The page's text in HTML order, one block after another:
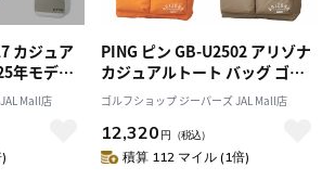
カジュア
年モデル
Mall店
PING ピン GB-U2502 アリゾナ
カジュアルトート バッグ ゴル
フ 2026年モデル 日本正規品
ゴルフショップ ジーパーズ JAL Mall店
12,320 円 （税込）
積算 112 マイル (1倍)